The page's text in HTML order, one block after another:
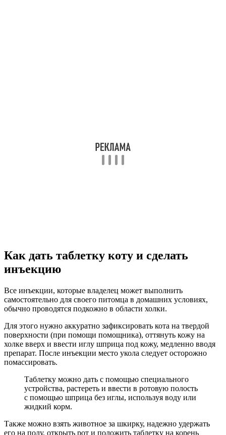
Как дать таблетку коту и сделать
инъекцию
Все инъекции, которые владелец может выполнить
самостоятельно для своего питомца в домашних условиях,
обычно проводятся подкожно в области холки.
Для этого нужно аккуратно зафиксировать кота на твердой
поверхности (при помощи помощника), оттянуть кожу на
холке вверх и ввести иглу шприца под кожу, медленно вводя
препарат. После инъекции место укола следует осторожно
помассировать.
Таблетку можно дать с помощью специального
устройства, растереть и ввести в ротовую полость
с помощью шприца без иглы, используя воду или
жидкий корм.
Также можно взять животное за шкирку, надежно удержать
его на полу, открыть рот и положить таблетку на корень